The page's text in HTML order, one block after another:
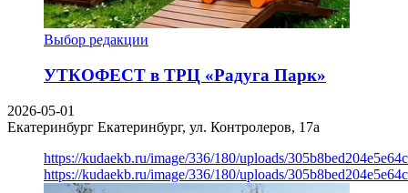
Выбор редакции
УТКОФЕСТ в ТРЦ «Радуга Парк»
2026-05-01
Екатеринбург Екатеринбург, ул. Контролеров, 17а
https://kudaekb.ru/image/336/180/uploads/
https://kudaekb.ru/image/336/180/uploads/